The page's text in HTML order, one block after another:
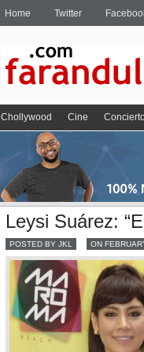
Home Twitter
Chollywood Cine
Leysi Suárez:
POSTED BY JKL ON